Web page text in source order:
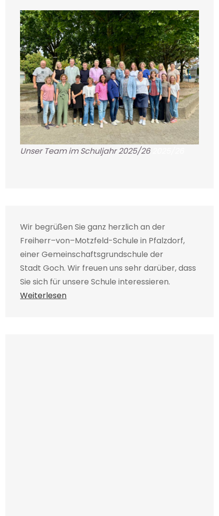
Unser Team im Schuljahr 2025/262025/26
Wir begrüßen Sie ganz herzlich an der
Freiherr–von–Motzfeld-Schule in Pfalzdorf,
einer Gemeinschaftsgrundschule der
Stadt Goch. Wir freuen uns sehr darüber, dass
Sie sich für unsere Schule interessieren.
Weiterlesen